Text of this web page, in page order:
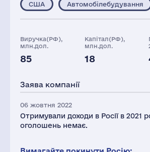
США Автомобілебудування
Виручка(РФ),
млн.дол.
85
Капітал(РФ),
млн.дол.
18
4
Заява компанії
06 жовтня 2022
Отримували доходи в Росії в 2021
оголошень немає.